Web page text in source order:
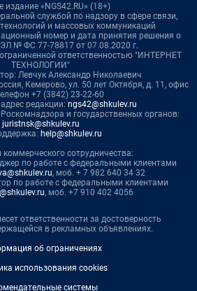
издание «NGS42.RU» (18+)
службой по надзору в сфере связи,
и массовых коммуникаций
номер и дата принятия решения о
ЭЛ № ФС 77-78817 от 07.08.2020 г.
ответственностью "ИНТЕРНЕТ
ТЕХНОЛОГИИ"
Левчук Александр Николаевич
Кемерово, ул. 50 лет Октября, д. 11, офис
+7 (3842) 23-22-60
редакции: ngs42@shkulev.ru
и государственных органов:
juristnsk@shkulev.ru
help@shkulev.ru
сотрудничества:
по работе с федеральными клиентами
, моб. + 7 982 640 34 32
по работе с федеральными клиентами
, моб. +7 910 402 4056
ответственности за достоверность
в рекламных объявлениях.
об ограничениях
использования cookies
системы